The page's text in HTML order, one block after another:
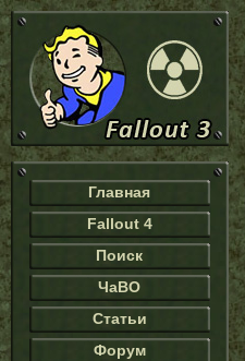
Главная
Fallout 4
Поиск
ЧаВО
Статьи
Форум